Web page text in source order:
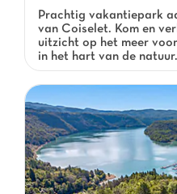
Prachtig vakantiepark
van Coiselet. Kom en
uitzicht op het meer
in het hart van de natuur.